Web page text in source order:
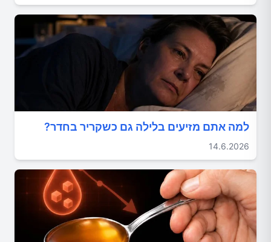
למה אתם מזיעים בלילה גם כשקריר בחדר?
14.6.2026